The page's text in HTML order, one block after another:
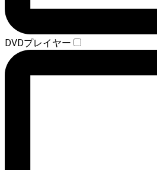
DVDプレイヤー